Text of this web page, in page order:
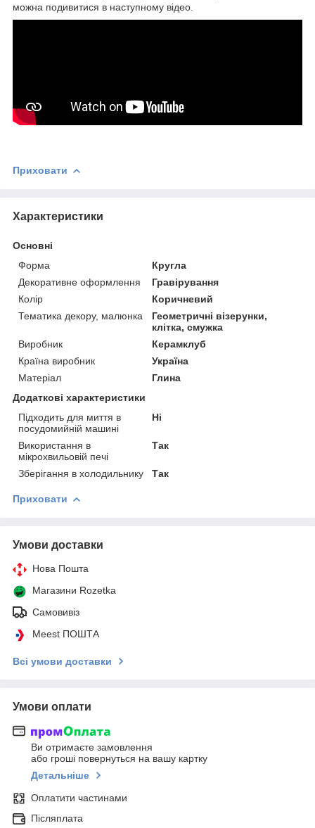
можна подивитися в наступному відео.
Приховати
Характеристики
Основні
Форма
Кругла
Декоративне оформлення
Гравірування
Колір
Коричневий
Тематика декору, малюнка
Геометричні візерунки,
клітка, смужка
Виробник
Керамклуб
Країна виробник
Україна
Матеріал
Глина
Додаткові характеристики
Підходить для миття в
посудомийній машині
Ні
Використання в
мікрохвильовій печі
Так
Зберігання в холодильнику Так
Приховати
Умови доставки
Нова Пошта
Магазини Rozetka
Самовивіз
Meest ПОШТА
Всі умови доставки
Умови оплати
Ви отримаєте замовлення
або гроші повернуться на вашу картку
Детальніше
Оплатити частинами
Післяплата